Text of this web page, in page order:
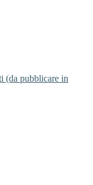
(da pubblicare in